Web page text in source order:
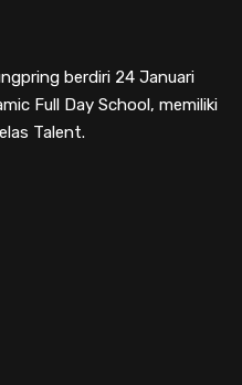
berdiri 24 Januari
Full Day School, memiliki
Talent.